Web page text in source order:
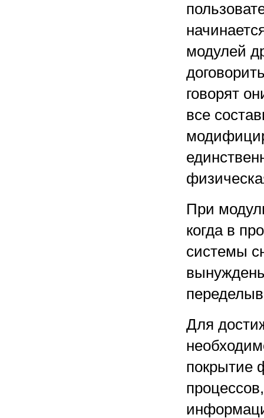
модулей
говорят
все
При
когда в
системы
Для
покрытие